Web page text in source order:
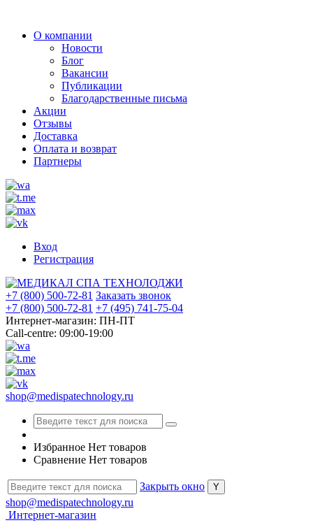
О компании
Новости
Блог
Вакансии
Публикации
Благодарственные письма
Акции
Отзывы
Доставка
Оплата и возврат
Партнеры
Вход
Регистрация
+7 (800) 500-72-81 Заказать звонок
+7 (800) 500-72-81 +7 (495) 741-75-04
Интернет-магазин: ПН-ПТ
Call-centre: 09:00-19:00
shop@medispatechnology.ru
Избранное Нет товаров
Сравнение Нет товаров
Закрыть окно
shop@medispatechnology.ru
Интернет-магазин